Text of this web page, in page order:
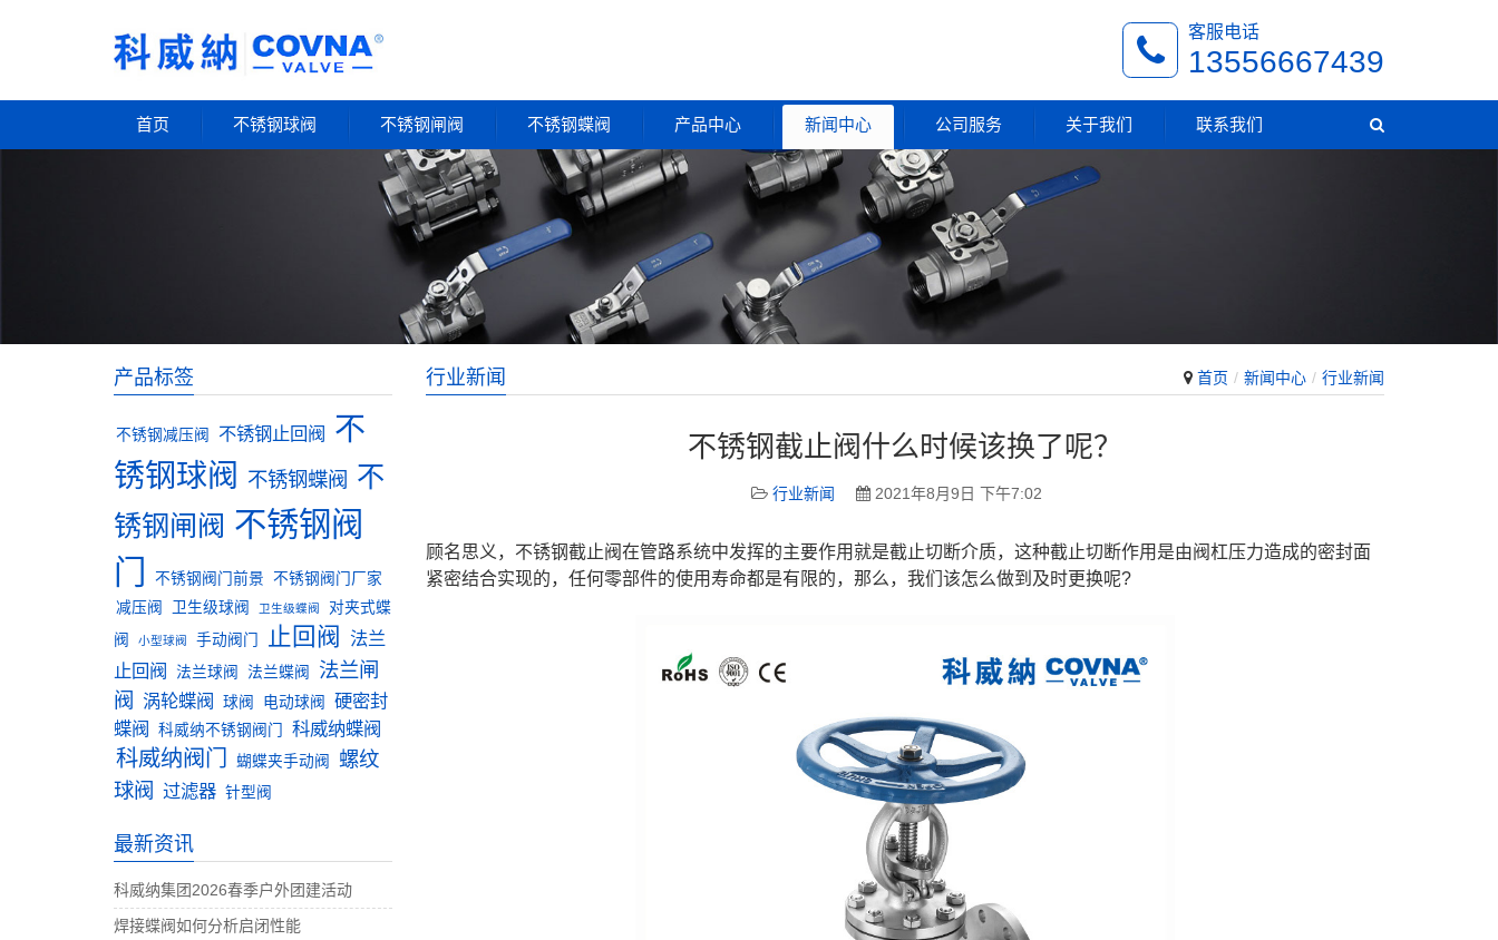
客服电话
13556667439
首页 不锈钢球阀 不锈钢闸阀 不锈钢蝶阀 产品中心 新闻中心 公司服务 关于我们 联系我们
首页 新闻中心 行业新闻
行业新闻
不锈钢截止阀什么时候该换了呢？
行业新闻 2021年8月9日 下午7:02
顾名思义，不锈钢截止阀在管路系统中发挥的主要作用就是截止切断介质，这种截止切断作用是由阀杠压力造成的密封面
紧密结合实现的，任何零部件的使用寿命都是有限的，那么，我们该怎么做到及时更换呢?
产品标签
不锈钢减压阀 不锈钢止回阀
不
锈钢球阀
不锈钢蝶阀 不
锈钢闸阀 不锈钢阀
门
不锈钢阀门前景 不锈钢阀门厂家
减压阀
卫生级球阀 卫生级蝶阀
对夹式蝶
阀
小型球阀 手动阀门 止回阀
法兰
止回阀
法兰球阀 法兰蝶阀
法兰闸
阀 涡轮蝶阀 球阀 电动球阀
硬密封
蝶阀
科威纳不锈钢阀门 科威纳蝶阀
科威纳阀门 蝴蝶夹手动阀
螺纹
球阀 过滤器 针型阀
最新资讯
科威纳集团2026春季户外团建活动
焊接蝶阀如何分析启闭性能